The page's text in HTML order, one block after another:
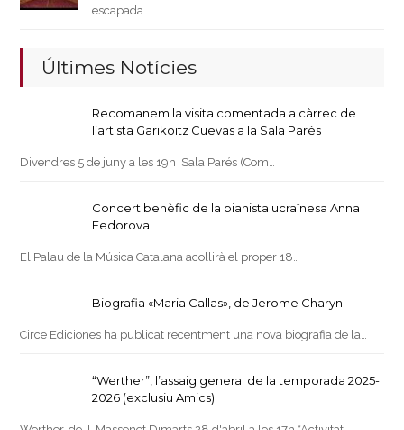
escapada…
Últimes Notícies
Recomanem la visita comentada a càrrec de
l’artista Garikoitz Cuevas a la Sala Parés
Divendres 5 de juny a les 19h Sala Parés (Com…
Concert benèfic de la pianista ucraïnesa Anna
Fedorova
El Palau de la Música Catalana acollirà el proper 18…
Biografia «Maria Callas», de Jerome Charyn
Circe Ediciones ha publicat recentment una nova biografia de la…
“Werther”, l’assaig general de la temporada 2025-
2026 (exclusiu Amics)